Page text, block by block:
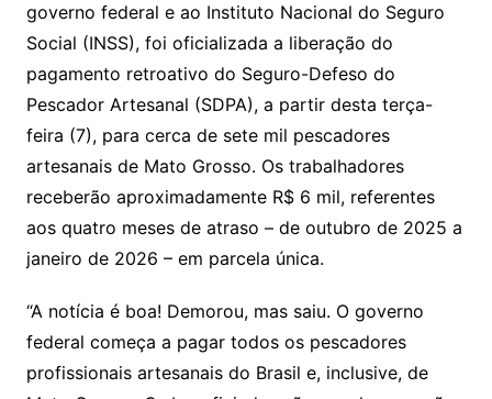
governo federal e ao Instituto Nacional do Seguro
Social (INSS), foi oficializada a liberação do
pagamento retroativo do Seguro-Defeso do
Pescador Artesanal (SDPA), a partir desta terça-
feira (7), para cerca de sete mil pescadores
artesanais de Mato Grosso. Os trabalhadores
receberão aproximadamente R$ 6 mil, referentes
aos quatro meses de atraso – de outubro de 2025 a
janeiro de 2026 – em parcela única.
“A notícia é boa! Demorou, mas saiu. O governo
federal começa a pagar todos os pescadores
profissionais artesanais do Brasil e, inclusive, de